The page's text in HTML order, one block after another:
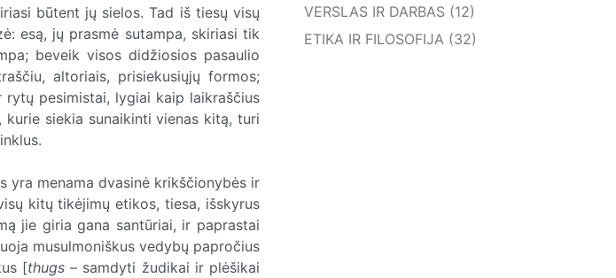
būtent jų sielos. Tad iš tiesų visų
esą, jų prasmė sutampa, skiriasi tik
beveik visos didžiosios pasaulio
altoriais, prisiekusiųjų formos;
pesimistai, lygiai kaip laikraščius
siekia sunaikinti vienas kitą, turi
yra menama dvasinė krikščionybės ir
kitų tikėjimų etikos, tiesa, išskyrus
jie giria gana santūriai, ir paprastai
musulmoniškus vedybų papročius
[thugs – samdyti žudikai ir plėšikai
VERSLAS IR DARBAS (12)
ETIKA IR FILOSOFIJA (32)